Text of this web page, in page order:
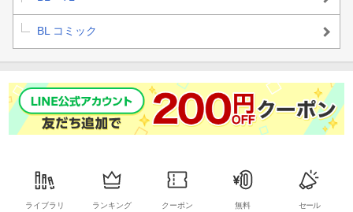
BL コミック
ライブラリ ランキング クーポン 無料 セール